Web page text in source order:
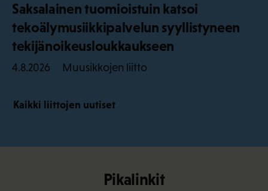
Saksalainen tuomioistuin katsoi
tekoälymusiikkipalvelun syyllistyneen
tekijänoikeusloukkaukseen
4.8.2026 Muusikkojen liitto
Kaikki liittojen uutiset
Pikalinkit